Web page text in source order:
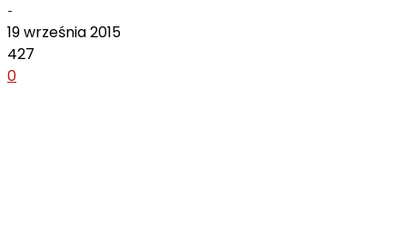
-
19 września 2015
427
0